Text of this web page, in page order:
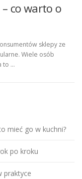
co warto o
sklepy ze
Wiele osób
to …
mieć go w kuchni?
po kroku
praktyce